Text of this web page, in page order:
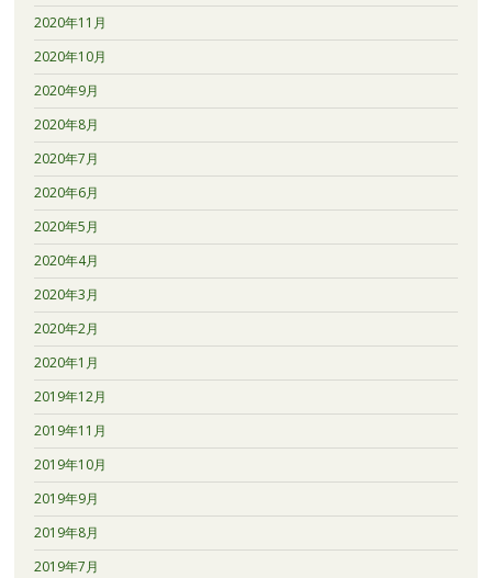
2020年11月
2020年10月
2020年9月
2020年8月
2020年7月
2020年6月
2020年5月
2020年4月
2020年3月
2020年2月
2020年1月
2019年12月
2019年11月
2019年10月
2019年9月
2019年8月
2019年7月